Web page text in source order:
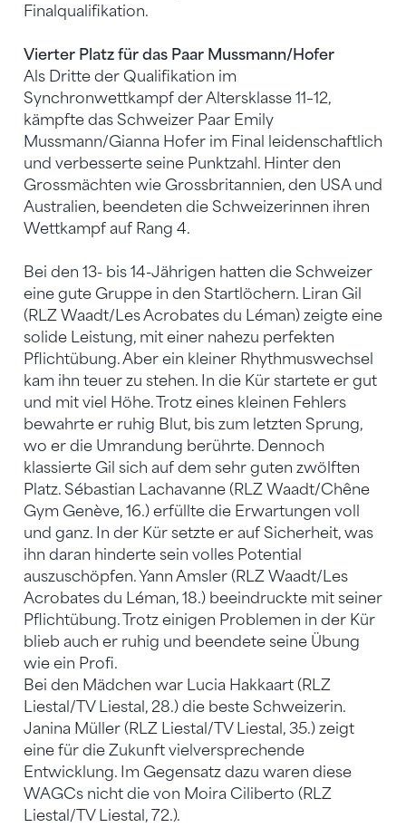
Finalqualifikation.
Vierter Platz für das Paar Mussmann/Hofer
Als Dritte der Qualifikation im
Synchronwettkampf der Altersklasse 11–12,
kämpfte das Schweizer Paar Emily
Mussmann/Gianna Hofer im Final leidenschaftlich
und verbesserte seine Punktzahl. Hinter den
Grossmächten wie Grossbritannien, den USA und
Australien, beendeten die Schweizerinnen ihren
Wettkampf auf Rang 4.
Bei den 13- bis 14-Jährigen hatten die Schweizer
eine gute Gruppe in den Startlöchern. Liran Gil
(RLZ Waadt/Les Acrobates du Léman) zeigte eine
solide Leistung, mit einer nahezu perfekten
Pflichtübung. Aber ein kleiner Rhythmuswechsel
kam ihn teuer zu stehen. In die Kür startete er gut
und mit viel Höhe. Trotz eines kleinen Fehlers
bewahrte er ruhig Blut, bis zum letzten Sprung,
wo er die Umrandung berührte. Dennoch
klassierte Gil sich auf dem sehr guten zwölften
Platz. Sébastian Lachavanne (RLZ Waadt/Chêne
Gym Genève, 16.) erfüllte die Erwartungen voll
und ganz. In der Kür setzte er auf Sicherheit, was
ihn daran hinderte sein volles Potential
auszuschöpfen. Yann Amsler (RLZ Waadt/Les
Acrobates du Léman, 18.) beeindruckte mit seiner
Pflichtübung. Trotz einigen Problemen in der Kür
blieb auch er ruhig und beendete seine Übung
wie ein Profi.
Bei den Mädchen war Lucia Hakkaart (RLZ
Liestal/TV Liestal, 28.) die beste Schweizerin.
Janina Müller (RLZ Liestal/TV Liestal, 35.) zeigt
eine für die Zukunft vielversprechende
Entwicklung. Im Gegensatz dazu waren diese
WAGCs nicht die von Moira Ciliberto (RLZ
Liestal/TV Liestal, 72.).